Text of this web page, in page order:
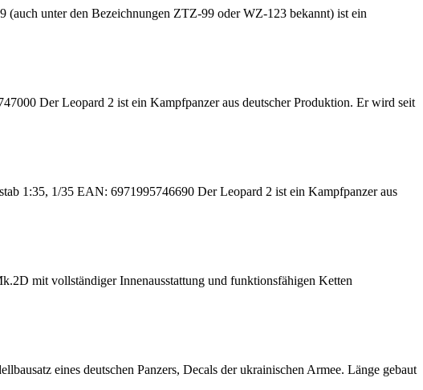
unter den Bezeichnungen ZTZ-99 oder WZ-123 bekannt) ist ein
Der Leopard 2 ist ein Kampfpanzer aus deutscher Produktion. Er wird seit
1:35, 1/35 EAN: 6971995746690 Der Leopard 2 ist ein Kampfpanzer aus
mit vollständiger Innenausstattung und funktionsfähigen Ketten
eines deutschen Panzers, Decals der ukrainischen Armee. Länge gebaut